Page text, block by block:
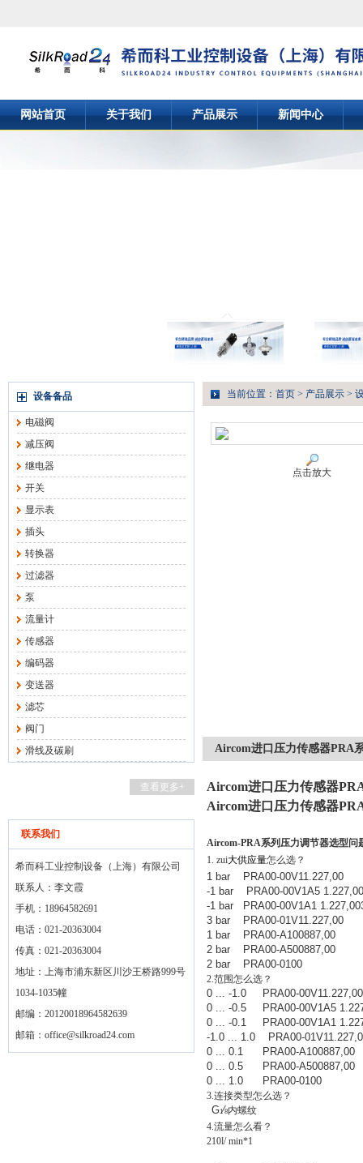
网站首页 关于我们 产品展示 新闻中心
设备备品
电磁阀
减压阀
继电器
开关
显示表
插头
转换器
过滤器
泵
流量计
传感器
编码器
变送器
滤芯
阀门
滑线及碳刷
查看更多+
联系我们
希而科工业控制设备（上海）有限公司
联系人：李文霞
手机：18964582691
电话：021-20363004
传真：021-20363004
地址：上海市浦东新区川沙王桥路999号
1034-1035幢
邮编：20120018964582639
邮箱： office@silkroad24.com
当前位置： 首页 > 产品展示 >
点击放大
Aircom进口压力传感器PRA
Aircom进口压力传感器
Aircom进口压力传感器
Aircom-PRA系列压力调节器选型问
1. zui大供应量怎么选？
1 bar PRA00-00V11.227,00
-1 bar PRA00-00V1A5 1.227,00
-1 bar PRA00-00V1A1
3 bar PRA00-01V11.227,00
1 bar PRA00-A100887,00
2 bar PRA00-A500887,00
2 bar PRA00-0100
2.范围怎么选？
0 ... -1.0 PRA00-
0 ... -0.5 PRA00-00V1A5
0 ... -0.1 PRA00-00V1A1
-1.0 ... 1.0 PRA00-
0 ... 0.1 PRA00-A100887,00
0 ... 0.5 PRA00-A500887,00
0 ... 1.0 PRA00-0100
3.连接类型怎么选？
G1∕8内螺纹
4.流量怎么看？
210l/ min*1